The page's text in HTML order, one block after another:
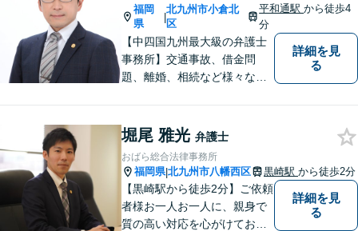
福岡
県
|
北九州市小倉北
区
平和通駅から徒歩4
分
【中四国九州最大級の弁護士
事務所】交通事故、借金問
題、離婚、相続など様々な問
まずはお気軽にご相談くださ
い！
詳細を見
る
堀尾 雅光 弁護士
おばら総合法律事務所
福岡県|北九州市八幡西区 黒崎駅 から徒歩2分
【黒崎駅から徒歩2分】ご依頼
者様お一人お一人に、親身で
質の高い対応を心がけており
詳細を見
る